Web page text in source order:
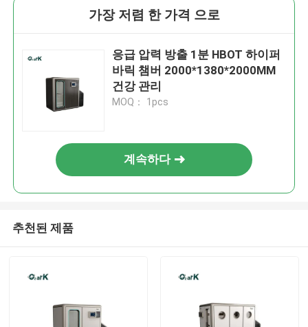
가장 저렴 한 가격 으로
응급 압력 방출 1분 HBOT 하이퍼
바릭 챔버 2000*1380*2000MM
건강 관리
MOQ： 1pcs
계속하다
추천된 제품